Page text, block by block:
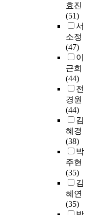
효진
(51)
서
소정
(47)
이
근희
(44)
전
경원
(44)
김
혜경
(38)
박
주현
(35)
김
혜연
(35)